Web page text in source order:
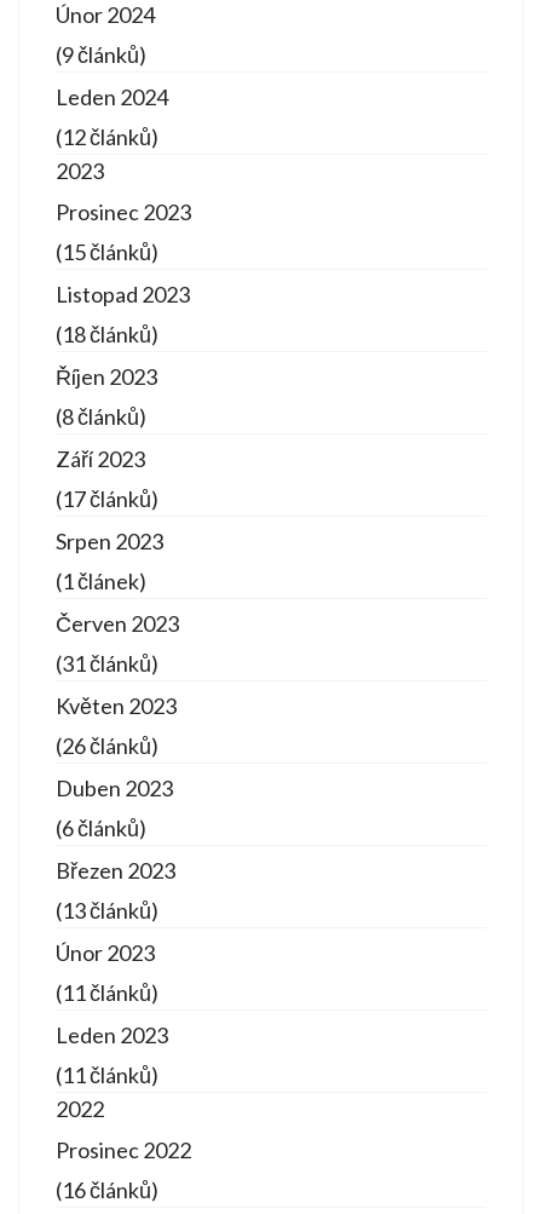
Únor 2024
(9 článků)
Leden 2024
(12 článků)
2023
Prosinec 2023
(15 článků)
Listopad 2023
(18 článků)
Říjen 2023
(8 článků)
Září 2023
(17 článků)
Srpen 2023
(1 článek)
Červen 2023
(31 článků)
Květen 2023
(26 článků)
Duben 2023
(6 článků)
Březen 2023
(13 článků)
Únor 2023
(11 článků)
Leden 2023
(11 článků)
2022
Prosinec 2022
(16 článků)